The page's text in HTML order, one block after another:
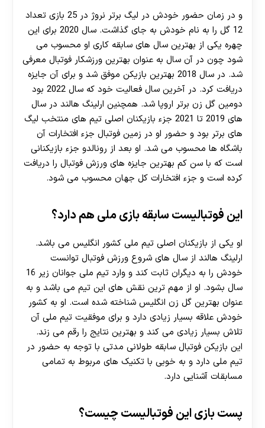
و در زمان حضور خودش در لیگ برتر نروژ در 25 بازی تعداد
12 گل را به نام خودش به جای گذاشت. سال 2020 برای این
چهره یکی از بهترین سال های سابقه کاری او محسوب می
شود چون در آن سال به عنوان بهترین ورزشکار فوتبال معرفی
شد. در سال 2018 بهترین بازیکن موفق شد و برای آن جایزه
دریافت کرد. در آخرین سال فعالیت خود که سال 2022 بود
دومین گل زن برتر اروپا شد. همچنین ارلینگ هالند در سال
های 2019 تا 2021 جزء بازیکنان اصلی تیم های منتخب لیگ
های برتر بود و حضور او در زمین فوتبال جزء افتخارات آن
باشگاه ها محسوب می شد. او بعد از رونالدو جزء بازیکنانی
است که با سن کم بهترین جایزه های ورزش فوتبال را دریافت
کرده است و جزء افتخارات کل جهان محسوب می شود.
این فوتبالیست سابقه بازی ملی هم دارد؟
او یکی از بازیکنان اصلی تیم ملی کشور انگلیس می باشد.
ارلینگ هالند از سال های شروع ورزش فوتبال توانست
خودش را به دیگران ثابت کند و وارد تیم ملی جوانان زیر 16
سال بشود. او از مهم ترین نقش های این تیم می باشد و به
عنوان بهترین گل زن انگلیس شناخته شده است. او به کشور
خودش علاقه بسیار زیادی دارد و برای موفقیت تیم ملی آن
تلاش بسیار زیادی می کند و بهترین نتایج را رقم می زند.
این بازیکن فوتبال سابقه طولانی مدتی با توجه به حضور در
تیم ملی دارد و به خوبی با تکنیک های مربوط به تمامی
مسابقات آشنایی دارد.
پست بازی این فوتبالیست چیست؟